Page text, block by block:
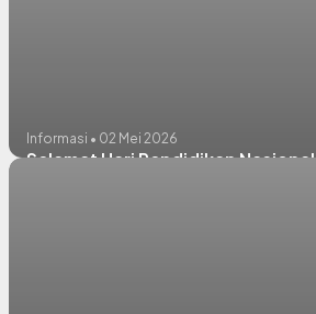
Informasi • 02 Mei 2026
Selamat Hari Pendidikan Nasional